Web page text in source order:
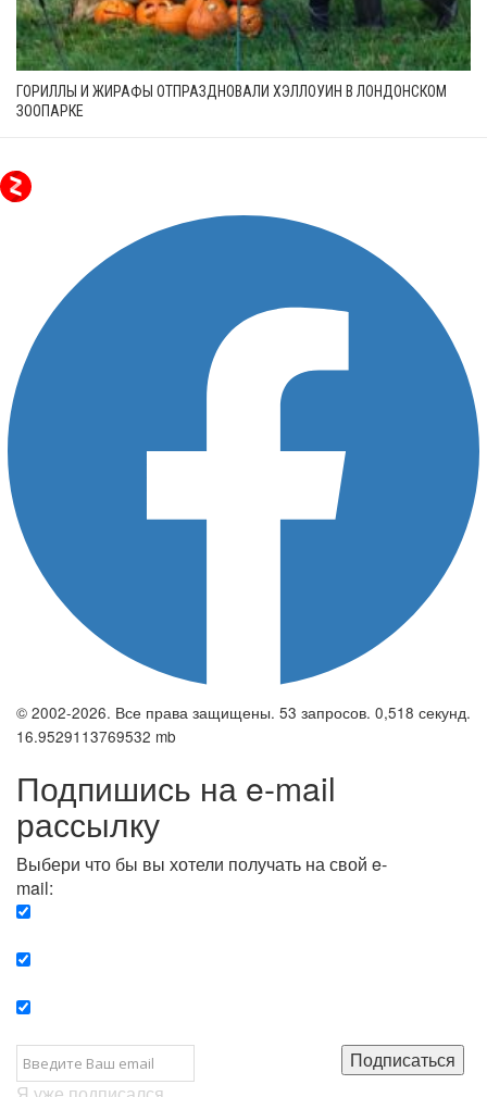
ГОРИЛЛЫ И ЖИРАФЫ ОТПРАЗДНОВАЛИ ХЭЛЛОУИН В ЛОНДОНСКОМ
ЗООПАРКЕ
© 2002-2026. Все права защищены. 53 запросов. 0,518 секунд.
16.9529113769532 mb
Подпишись на e-mail
рассылку
Выбери что бы вы хотели получать на свой e-
mail:
Подписаться